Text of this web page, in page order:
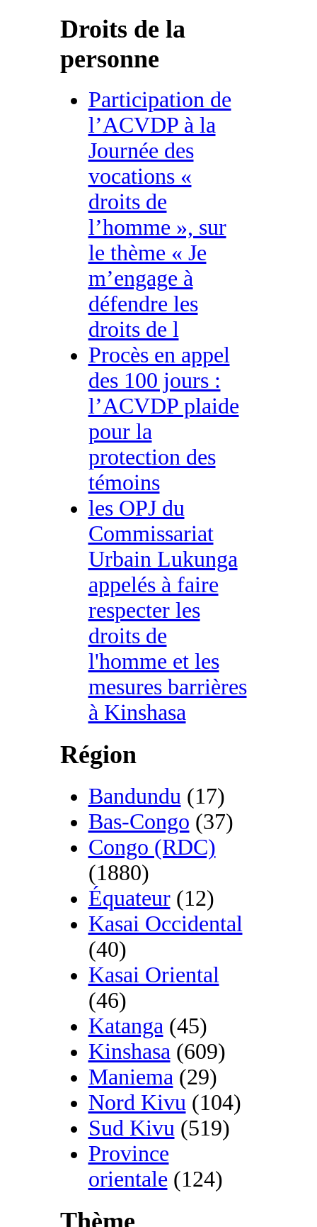
Droits de la
personne
Participation de
l’ACVDP à la
Journée des
vocations «
droits de
l’homme », sur
le thème « Je
m’engage à
défendre les
droits de l
Procès en appel
des 100 jours :
l’ACVDP plaide
pour la
protection des
témoins
les OPJ du
Commissariat
Urbain Lukunga
appelés à faire
respecter les
droits de
l'homme et les
mesures barrières
à Kinshasa
Région
Bandundu(17)
Bas-Congo (37)
Congo (RDC)
(1880)
Équateur(12)
Kasai Occidental
(40)
Kasai Oriental
(46)
Katanga(45)
Kinshasa(609)
Maniema(29)
Nord Kivu(104)
Sud Kivu(519)
Province
orientale (124)